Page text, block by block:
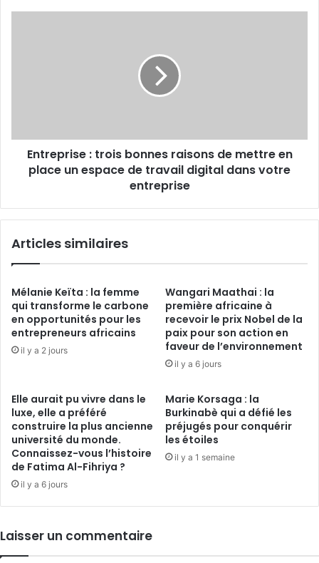
un
espace
dans
entreprise
Entreprise : trois bonnes raisons de mettre en
place un espace de travail digital dans votre
entreprise
Articles similaires
Mélanie Keïta : la femme
qui transforme le carbone
en opportunités pour les
entrepreneurs africains
il y a 2 jours
Wangari Maathai : la
première africaine à
recevoir le prix Nobel de la
paix pour son action en
faveur de l’environnement
il y a 6 jours
Elle aurait pu vivre dans le
luxe, elle a préféré
construire la plus ancienne
université du monde.
Connaissez-vous l’histoire
de Fatima Al-Fihriya ?
il y a 6 jours
Marie Korsaga : la
Burkinabè qui a défié les
préjugés pour conquérir
les étoiles
il y a 1 semaine
Laisser un commentaire